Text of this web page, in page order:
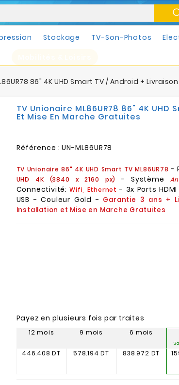
Stockage TV-Son-Photos
86" 4K UHD Smart TV / Android +
TV Unionaire ML86UR78 86" 4K
Et Mise En Marche Gratuites
Référence : UN-ML86UR78
TV Unionaire 86" 4K UHD Smart TV ML86UR78 -
UHD 4K (3840 x 2160 px) - Système
Connectivité:Wifi, Ethernet - 3x Ports
USB - Couleur Gold - Garantie 3 ans +
Installation et Mise en Marche Gratuites
Payez en plusieurs fois par traites
12 mois
446.408 DT
9 mois
578.194 DT
6 mois
838.972 DT